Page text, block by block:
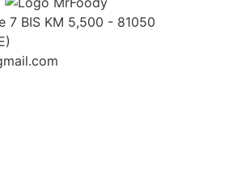
7 BIS KM 5,500 - 81050